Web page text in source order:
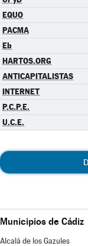
EQUO
PACMA
Eb
HARTOS.ORG
ANTICAPITALISTAS
INTERNET
P.C.P.E.
U.C.E.
Municipios de Cádiz
Alcalá de los Gazules